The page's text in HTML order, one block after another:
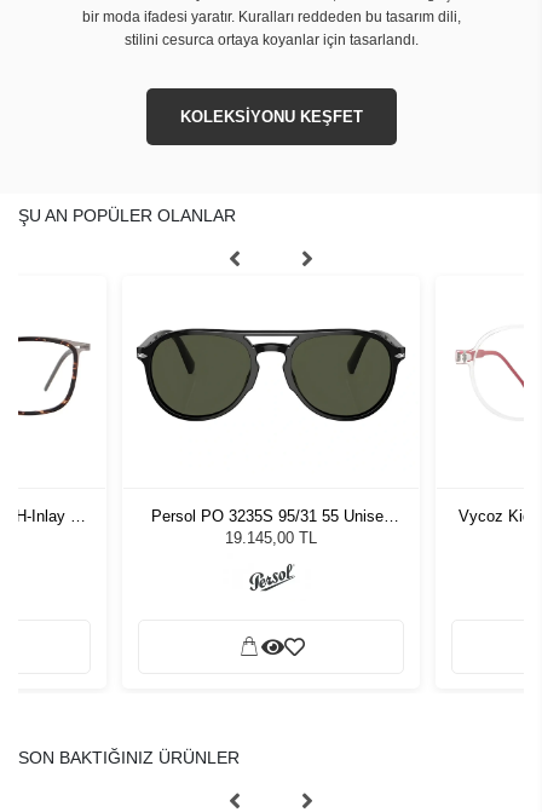
bir moda ifadesi yaratır. Kuralları reddeden bu tasarım dili,
stilini cesurca ortaya koyanlar için tasarlandı.
KOLEKSİYONU KEŞFET
ŞU AN POPÜLER OLANLAR
H-Inlay 53-
Persol PO 3235S 95/31 55 Unisex
Güneş Gözlüğü
19.145,00 TL
Vycoz Kids
SON BAKTIĞINIZ ÜRÜNLER